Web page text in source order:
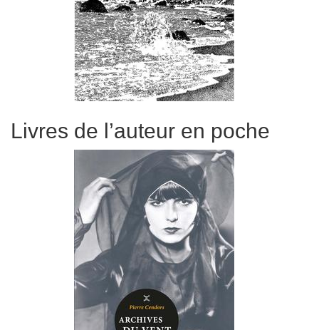
Livres de l’auteur en poche